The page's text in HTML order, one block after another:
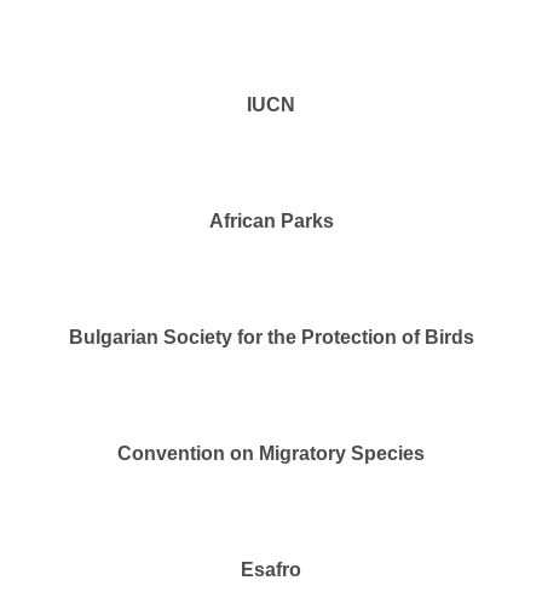
IUCN
African Parks
Bulgarian Society for the Protection of Birds
Convention on Migratory Species
Esafro